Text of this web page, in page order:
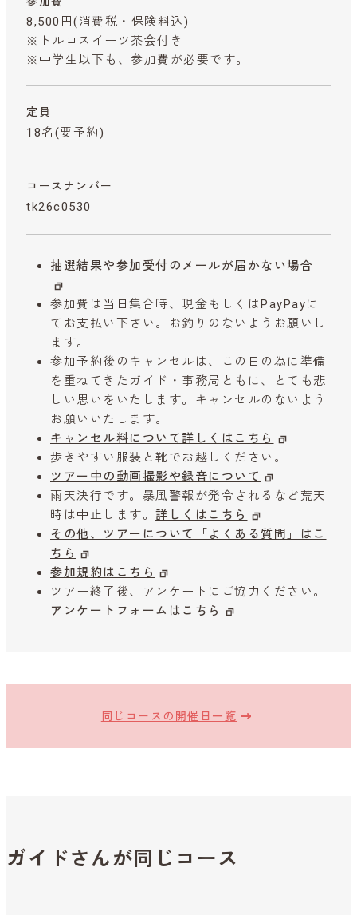
8,500円 (消費税・保険料込)
※トルコスイーツ茶会付き
※中学生以下も、参加費が必要です。
定員
18名(要予約)
コースナンバー
tk26c0530
抽選結果や参加受付のメールが届かない場合
参加費は当日集合時、現金もしくはPayPayに
てお支払い下さい。お釣りのないようお願いし
ます。
参加予約後のキャンセルは、この日の為に準備
を重ねてきたガイド・事務局ともに、とても悲
しい思いをいたします。キャンセルのないよう
お願いいたします。
キャンセル料について詳しくはこちら
歩きやすい服装と靴でお越しください。
ツアー中の動画撮影や録音について
雨天決行です。暴風警報が発令されるなど荒天
時は中止します。 詳しくはこちら
その他、ツアーについて「よくある質問」はこ
ちら
参加規約はこちら
ツアー終了後、アンケートにご協力ください。
アンケートフォームはこちら
同じコースの開催日一覧
ガイドさんが同じコース